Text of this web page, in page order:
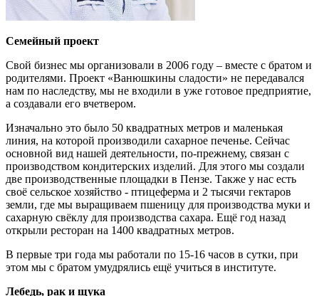
Семейный проект
Свой бизнес мы организовали в 2006 году – вместе с братом и
родителями. Проект «Ванюшкины сладости» не передавался
нам по наследству, мы не входили в уже готовое предприятие,
а создавали его вчетвером.
Изначально это было 50 квадратных метров и маленькая
линия, на которой производили сахарное печенье. Сейчас
основной вид нашей деятельности, по-прежнему, связан с
производством кондитерских изделий. Для этого мы создали
две производственные площадки в Пензе. Также у нас есть
своё сельское хозяйство - птицеферма и 2 тысячи гектаров
земли, где мы выращиваем пшеницу для производства муки и
сахарную свёклу для производства сахара. Ещё год назад
открыли ресторан на 1400 квадратных метров.
В первые три года мы работали по 15-16 часов в сутки, при
этом мы с братом умудрялись ещё учиться в институте.
Лебедь, рак и щука